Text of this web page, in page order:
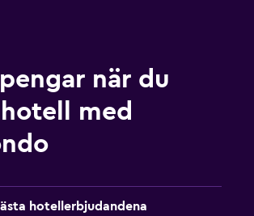
när du
med
hotellerbjudandena